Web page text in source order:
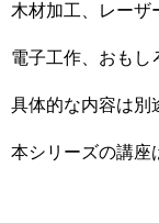
木材加工、レーザ
電子工作、おもし
具体的な内容は別
本シリーズの講座